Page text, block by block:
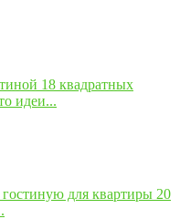
18 квадратных
идеи...
для квартиры 20